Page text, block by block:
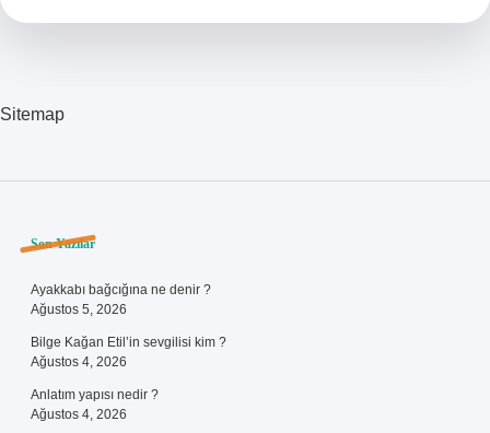
Sitemap
Sidebar
Son Yazılar
Ayakkabı bağcığına ne denir ?
Ağustos 5, 2026
Bilge Kağan Etil’in sevgilisi kim ?
Ağustos 4, 2026
Anlatım yapısı nedir ?
Ağustos 4, 2026